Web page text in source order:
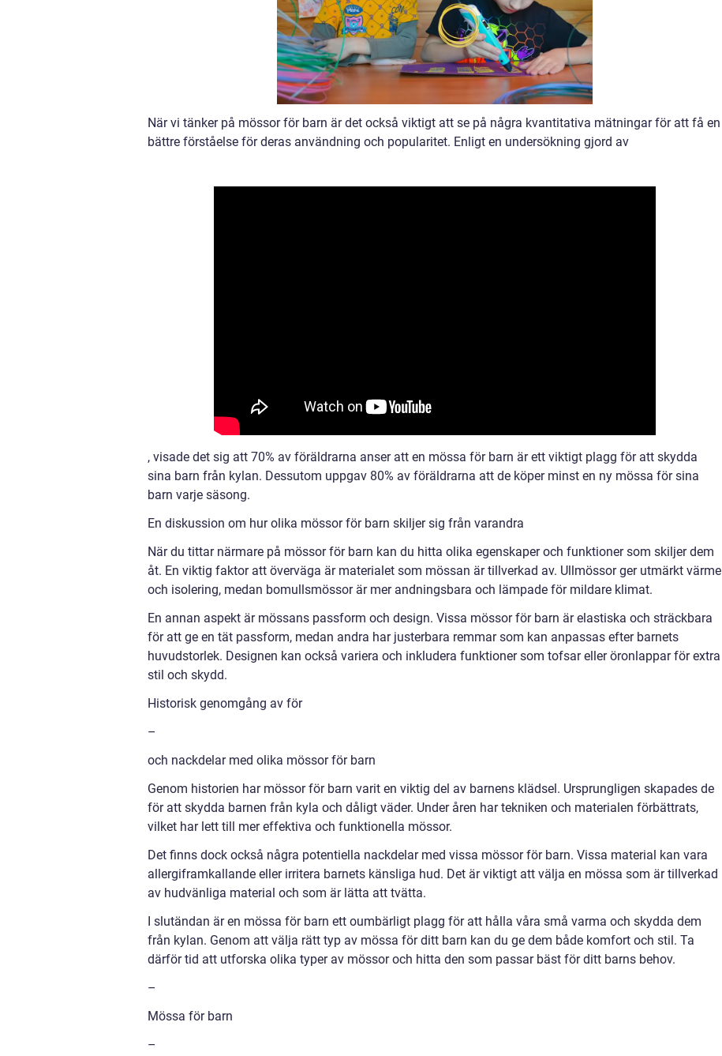
När vi tänker på mössor för barn är det också viktigt att se på några kvantitativa mätningar för att få en
bättre förståelse för deras användning och popularitet. Enligt en undersökning gjord av
, visade det sig att 70% av föräldrarna anser att en mössa för barn är ett viktigt plagg för att skydda
sina barn från kylan. Dessutom uppgav 80% av föräldrarna att de köper minst en ny mössa för sina
barn varje säsong.
En diskussion om hur olika mössor för barn skiljer sig från varandra
När du tittar närmare på mössor för barn kan du hitta olika egenskaper och funktioner som skiljer dem
åt. En viktig faktor att överväga är materialet som mössan är tillverkad av. Ullmössor ger utmärkt värme
och isolering, medan bomullsmössor är mer andningsbara och lämpade för mildare klimat.
En annan aspekt är mössans passform och design. Vissa mössor för barn är elastiska och sträckbara
för att ge en tät passform, medan andra har justerbara remmar som kan anpassas efter barnets
huvudstorlek. Designen kan också variera och inkludera funktioner som tofsar eller öronlappar för extra
stil och skydd.
Historisk genomgång av för
–
och nackdelar med olika mössor för barn
Genom historien har mössor för barn varit en viktig del av barnens klädsel. Ursprungligen skapades de
för att skydda barnen från kyla och dåligt väder. Under åren har tekniken och materialen förbättrats,
vilket har lett till mer effektiva och funktionella mössor.
Det finns dock också några potentiella nackdelar med vissa mössor för barn. Vissa material kan vara
allergiframkallande eller irritera barnets känsliga hud. Det är viktigt att välja en mössa som är tillverkad
av hudvänliga material och som är lätta att tvätta.
I slutändan är en mössa för barn ett oumbärligt plagg för att hålla våra små varma och skydda dem
från kylan. Genom att välja rätt typ av mössa för ditt barn kan du ge dem både komfort och stil. Ta
därför tid att utforska olika typer av mössor och hitta den som passar bäst för ditt barns behov.
–
Mössa för barn
–